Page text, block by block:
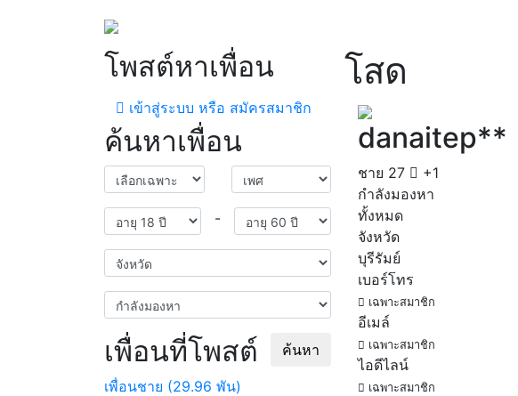
โพสต์หาเพื่อน
เข้าสู่ระบบ หรือ สมัครสมาชิก
ค้นหาเพื่อน
-
ค้นหา
เพื่อนที่โพสต์
เพื่อนชาย (29.96 พัน)
โสด
danaitep**
ชาย 27
+1
กำลังมองหา
ทั้งหมด
จังหวัด
บุรีรัมย์
เบอร์โทร
เฉพาะสมาชิก
อีเมล์
เฉพาะสมาชิก
ไอดีไลน์
เฉพาะสมาชิก